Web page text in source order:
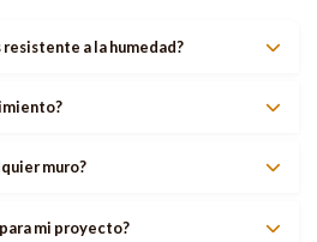
a la humedad?
muro?
mi proyecto?